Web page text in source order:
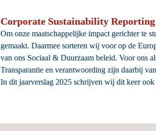
Corporate Sustainability
Om onze maatschappelijke impact gerichter te
gemaakt. Daarmee sorteren wij voor op de
van ons Sociaal & Duurzaam beleid. Voor ons
Transparantie en verantwoording zijn daarbij
In dit jaarverslag 2025 schrijven wij dit keer